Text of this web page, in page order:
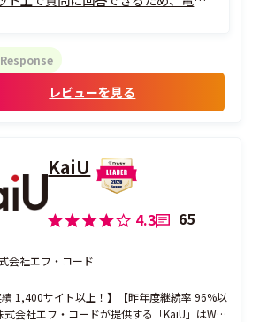
面も比較的分かりやすく、導入後す
用を始めることができました。ホー
...
レビューを見る
KaiU
4.3 65
会社エフ・コード
績 1,400サイト以上！】【昨年度継続率 96%以
式会社エフ・コードが提供する「KaiU」はWeb